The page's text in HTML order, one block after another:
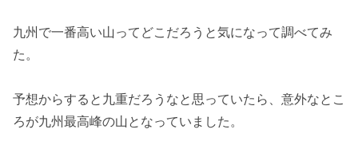
九州で一番高い山ってどこだろうと気になって調べてみ
た。
予想からすると九重だろうなと思っていたら、意外なとこ
ろが九州最高峰の山となっていました。